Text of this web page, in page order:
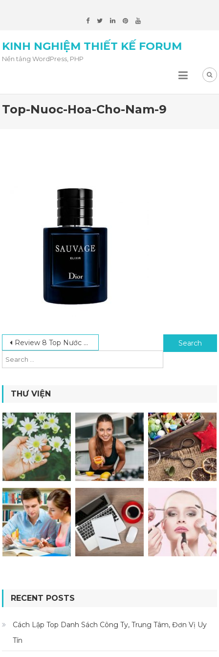
KINH NGHIỆM THIẾT KẾ FORUM
Nền tảng WordPress, PHP
Top-Nuoc-Hoa-Cho-Nam-9
Post navigation
Review 8 Top Nước Hoa Cho Nam Thơm Lâu Được Ưa Chuộng Nhất Hiện Nay Search for:
THƯ VIỆN
RECENT POSTS
Cách Lập Top Danh Sách Công Ty, Trung Tâm, Đơn Vị Uy
Tín